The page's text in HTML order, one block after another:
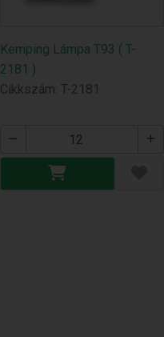
Kemping Lámpa T93 ( T-
2181 )
Cikkszám: T-2181